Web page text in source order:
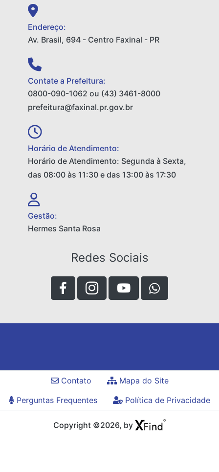
Endereço:
Av. Brasil, 694 - Centro Faxinal - PR
Contate a Prefeitura:
0800-090-1062 ou (43) 3461-8000
prefeitura@faxinal.pr.gov.br
Horário de Atendimento:
Horário de Atendimento: Segunda à Sexta,
das 08:00 às 11:30 e das 13:00 às 17:30
Gestão:
Hermes Santa Rosa
Redes Sociais
Contato
Mapa do Site
Perguntas Frequentes
Política de Privacidade
Copyright ©2026, by